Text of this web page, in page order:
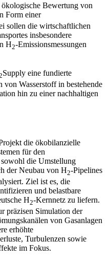
Bewertung von
Form einer
sollen die wirtschaftlichen
insbesondere
H2-Emissionsmessungen
Supply eine fundierte
Wasserstoff in bestehende
hin zu einer nachhaltigen
die ökobilanzielle
für den
die Umstellung
der Neubau von H2-Pipelines
Ziel ist es, die
und belastbare
H2-Kernnetz zu liefern.
präzisen Simulation der
von Gasanlagen
erhöhte
Turbulenzen sowie
im Fokus.